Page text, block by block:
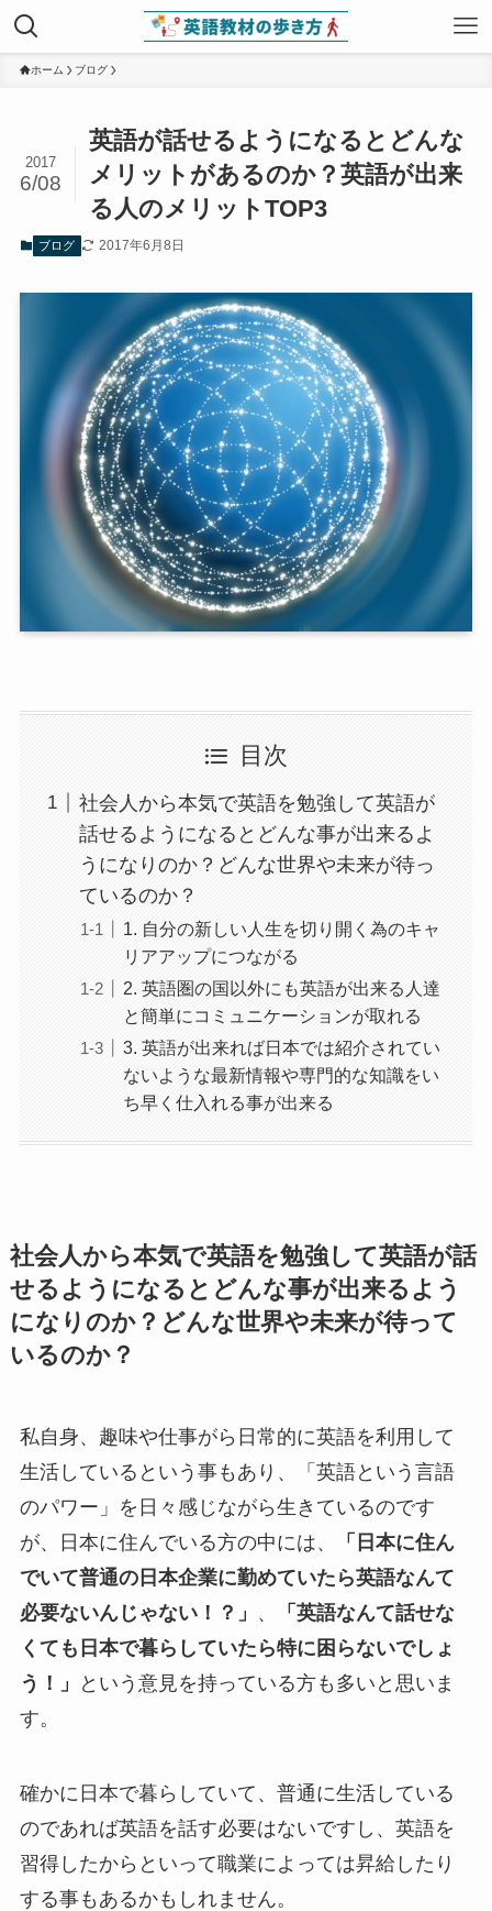
ホーム ブログ
英語が話せるようになるとどんな
メリットがあるのか？英語が出来
る人のメリットTOP3
2017
6/08
ブログ 2017年6月8日
目次
社会人から本気で英語を勉強して英語が
話せるようになるとどんな事が出来るよ
うになりのか？どんな世界や未来が待っ
ているのか？
1. 自分の新しい人生を切り開く為のキャ
リアアップにつながる
2. 英語圏の国以外にも英語が出来る人達
と簡単にコミュニケーションが取れる
3. 英語が出来れば日本では紹介されてい
ないような最新情報や専門的な知識をい
ち早く仕入れる事が出来る
社会人から本気で英語を勉強して英語が話
せるようになるとどんな事が出来るよう
になりのか？どんな世界や未来が待って
いるのか？
私自身、趣味や仕事がら日常的に英語を利用して
生活しているという事もあり、「英語という言語
のパワー」を日々感じながら生きているのです
が、日本に住んでいる方の中には、
「日本に住ん
でいて普通の日本企業に勤めていたら英語なんて
必要ないんじゃない！？」 、
「英語なんて話せな
くても日本で暮らしていたら特に困らないでしょ
う！」
という意見を持っている方も多いと思いま
す。
確かに日本で暮らしていて、普通に生活している
のであれば英語を話す必要はないですし、英語を
習得したからといって職業によっては昇給したり
する事もあるかもしれません。